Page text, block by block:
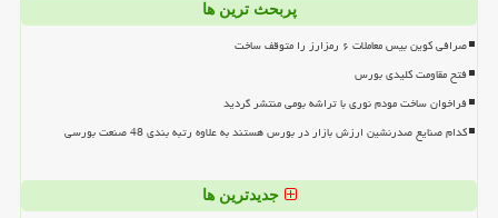
پربحث ترین ها
صرافی کوین بیس معاملات ۶ رمزارز را متوقف ساخت
فتح مقاومت کلیدی بورس
فراخوان ساخت مودم نوری با تراشه بومی منتشر گردید
کدام صنایع صدرنشین ارزش بازار در بورس هستند به علاوه رتبه بندی 48 صنعت بورسی
جدیدترین ها